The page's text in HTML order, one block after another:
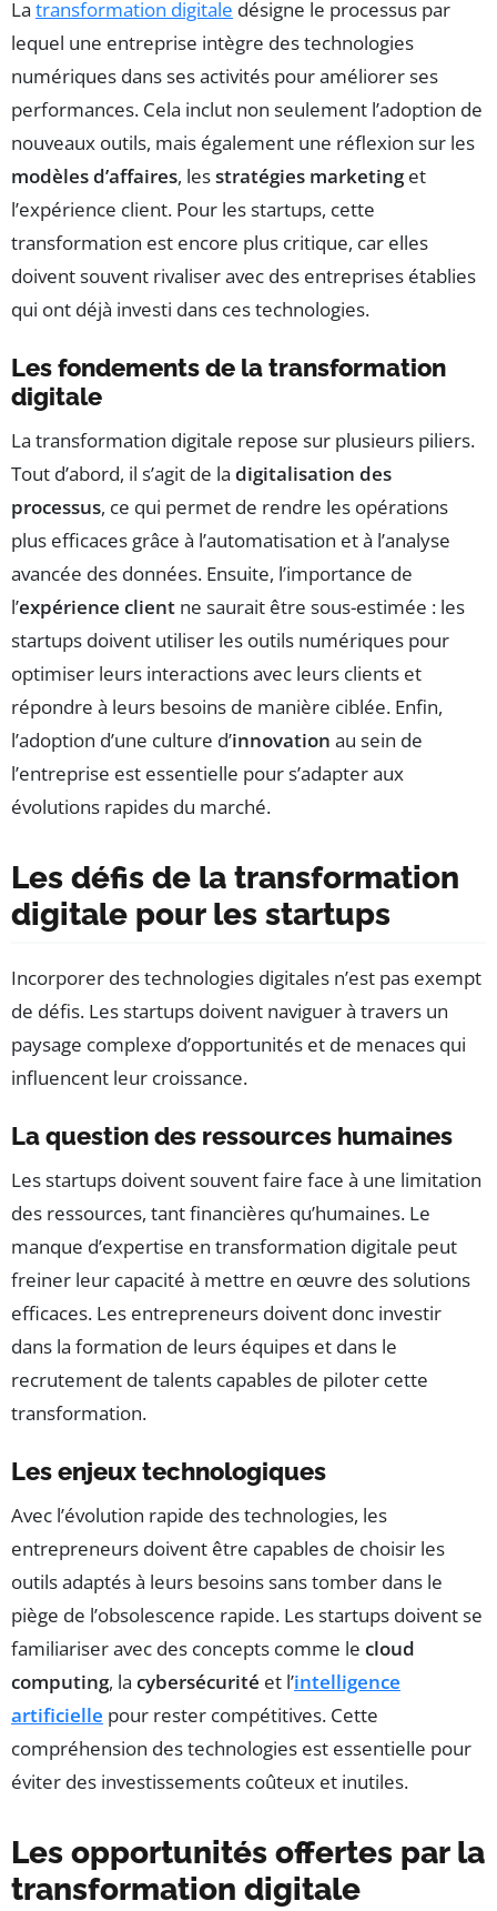
La transformation digitale désigne le processus par
lequel une entreprise intègre des technologies
numériques dans ses activités pour améliorer ses
performances. Cela inclut non seulement l’adoption de
nouveaux outils, mais également une réflexion sur les
modèles d’affaires, lesstratégies marketinget
l’expérience client. Pour les startups, cette
transformation est encore plus critique, car elles
doivent souvent rivaliser avec des entreprises établies
qui ont déjà investi dans ces technologies.
Les fondements de la transformation
digitale
La transformation digitale repose sur plusieurs piliers.
Tout d’abord, il s’agit de la digitalisation des
processus, ce qui permet de rendre les opérations
plus efficaces grâce à l’automatisation et à l’analyse
avancée des données. Ensuite, l’importance de
l’expérience client ne saurait être sous-estimée : les
startups doivent utiliser les outils numériques pour
optimiser leurs interactions avec leurs clients et
répondre à leurs besoins de manière ciblée. Enfin,
l’adoption d’une culture d’innovation au sein de
l’entreprise est essentielle pour s’adapter aux
évolutions rapides du marché.
Les défis de la transformation
digitale pour les startups
Incorporer des technologies digitales n’est pas exempt
de défis. Les startups doivent naviguer à travers un
paysage complexe d’opportunités et de menaces qui
influencent leur croissance.
La question des ressources humaines
Les startups doivent souvent faire face à une limitation
des ressources, tant financières qu’humaines. Le
manque d’expertise en transformation digitale peut
freiner leur capacité à mettre en œuvre des solutions
efficaces. Les entrepreneurs doivent donc investir
dans la formation de leurs équipes et dans le
recrutement de talents capables de piloter cette
transformation.
Les enjeux technologiques
Avec l’évolution rapide des technologies, les
entrepreneurs doivent être capables de choisir les
outils adaptés à leurs besoins sans tomber dans le
piège de l’obsolescence rapide. Les startups doivent se
familiariser avec des concepts comme le cloud
computing, la cybersécurité et l’intelligence
artificielle pour rester compétitives. Cette
compréhension des technologies est essentielle pour
éviter des investissements coûteux et inutiles.
Les opportunités offertes par la
transformation digitale